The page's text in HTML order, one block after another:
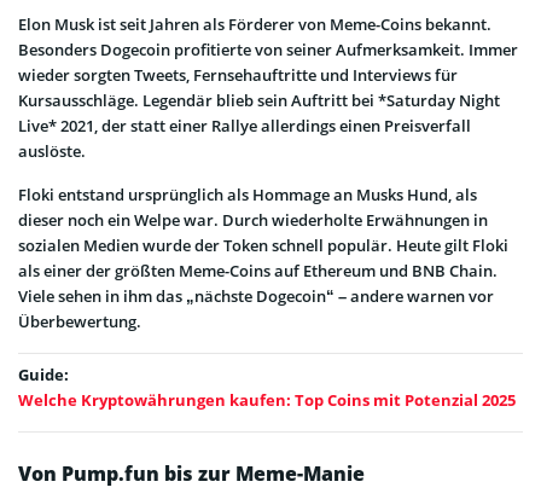
Elon Musk ist seit Jahren als Förderer von Meme-Coins bekannt.
Besonders Dogecoin profitierte von seiner Aufmerksamkeit. Immer
wieder sorgten Tweets, Fernsehauftritte und Interviews für
Kursausschläge. Legendär blieb sein Auftritt bei *Saturday Night
Live* 2021, der statt einer Rallye allerdings einen Preisverfall
auslöste.
Floki entstand ursprünglich als Hommage an Musks Hund, als
dieser noch ein Welpe war. Durch wiederholte Erwähnungen in
sozialen Medien wurde der Token schnell populär. Heute gilt Floki
als einer der größten Meme-Coins auf Ethereum und BNB Chain.
Viele sehen in ihm das „nächste Dogecoin“ – andere warnen vor
Überbewertung.
Guide:
Welche Kryptowährungen kaufen: Top Coins mit Potenzial 2025
Von Pump.fun bis zur Meme-Manie